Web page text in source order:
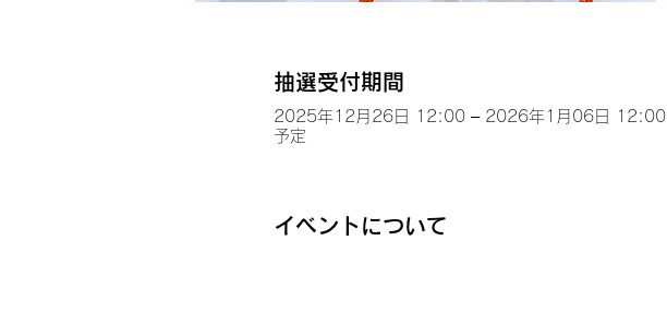
抽選受付期間
2025年12月26日 12:00 – 2026年1月06日 12:00
予定
イベントについて